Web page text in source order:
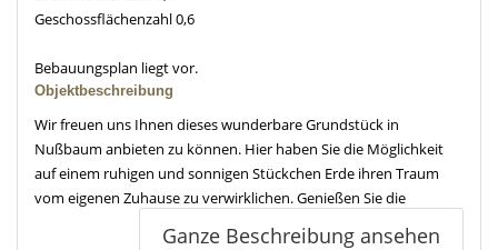
Geschossflächenzahl 0,6
Bebauungsplan liegt vor.
Objektbeschreibung
Wir freuen uns Ihnen dieses wunderbare Grundstück in
Nußbaum anbieten zu können. Hier haben Sie die Möglichkeit
auf einem ruhigen und sonnigen Stückchen Erde ihren Traum
vom eigenen Zuhause zu verwirklichen. Genießen Sie die
Ganze Beschreibung ansehen